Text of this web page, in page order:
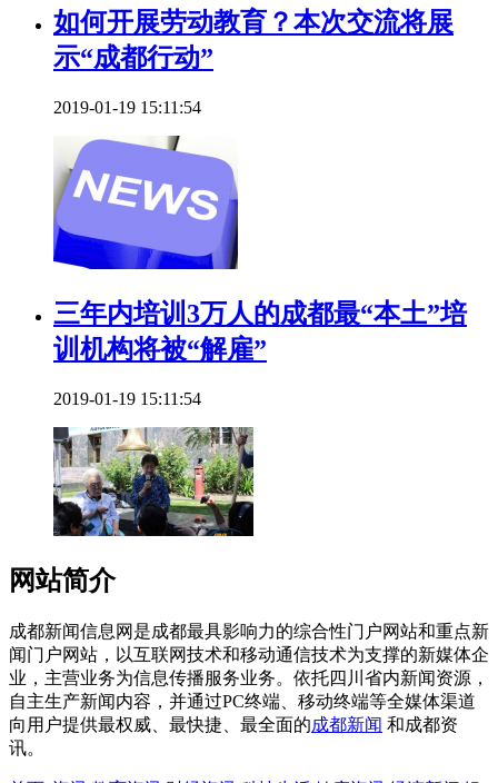
如何开展劳动教育？本次交流将展
示“成都行动”
2019-01-19 15:11:54
三年内培训3万人的成都最“本土”培
训机构将被“解雇”
2019-01-19 15:11:54
网站简介
成都新闻信息网是成都最具影响力的综合性门户网站和重点新
闻门户网站，以互联网技术和移动通信技术为支撑的新媒体企
业，主营业务为信息传播服务业务。依托四川省内新闻资源，
自主生产新闻内容，并通过PC终端、移动终端等全媒体渠道
向用户提供最权威、最快捷、最全面的成都新闻 和成都资
讯。